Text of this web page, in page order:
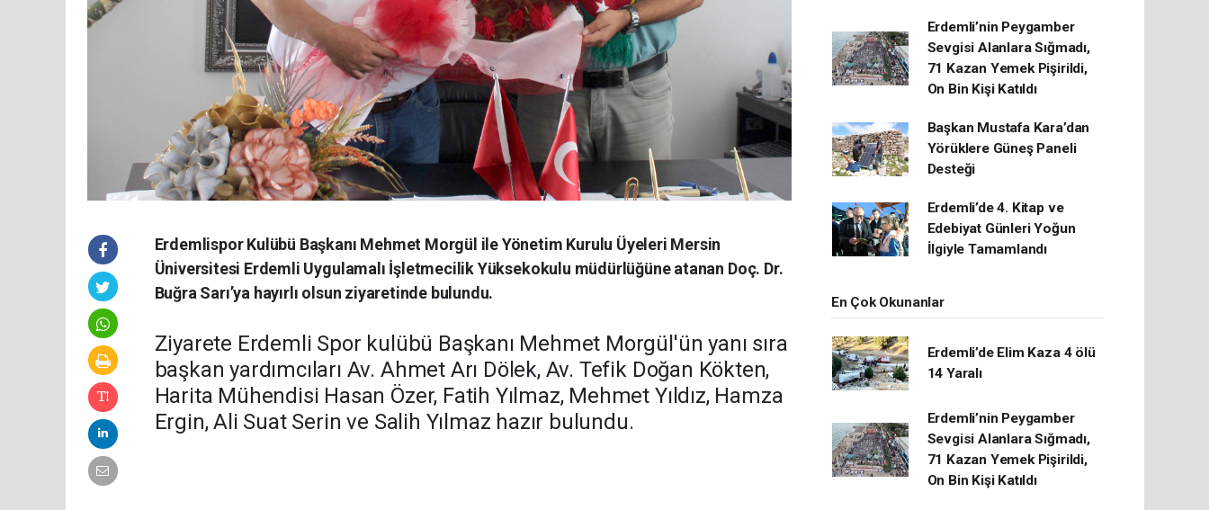
Erdemlispor Kulübü Başkanı Mehmet Morgül ile Yönetim Kurulu Üyeleri Mersin
Üniversitesi Erdemli Uygulamalı İşletmecilik Yüksekokulu müdürlüğüne atanan Doç. Dr.
Buğra Sarı’ya hayırlı olsun ziyaretinde bulundu.
Ziyarete Erdemli Spor kulübü Başkanı Mehmet Morgül'ün yanı sıra
başkan yardımcıları Av. Ahmet Arı Dölek, Av. Tefik Doğan Kökten,
Harita Mühendisi Hasan Özer, Fatih Yılmaz, Mehmet Yıldız, Hamza
Ergin, Ali Suat Serin ve Salih Yılmaz hazır bulundu.
Erdemli’nin Peygamber
Sevgisi Alanlara Sığmadı,
71 Kazan Yemek Pişirildi,
On Bin Kişi Katıldı
Başkan Mustafa Kara’dan
Yörüklere Güneş Paneli
Desteği
Erdemli’de 4. Kitap ve
Edebiyat Günleri Yoğun
İlgiyle Tamamlandı
En Çok Okunanlar
Erdemli’de Elim Kaza 4 ölü
14 Yaralı
Erdemli’nin Peygamber
Sevgisi Alanlara Sığmadı,
71 Kazan Yemek Pişirildi,
On Bin Kişi Katıldı